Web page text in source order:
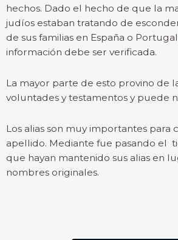
hechos. Dado el hecho de que la
judíos estaban tratando de
de sus familias en España o
información debe ser verificada.
La mayor parte de esto provino de
voluntades y testamentos y puede
Los alias son muy importantes para
apellido. Mediante fue pasando el
que hayan mantenido sus alias en
nombres originales.